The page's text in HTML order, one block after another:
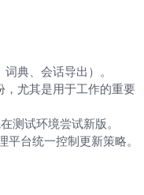
典、会话导出）。
尤其是用于工作的重要
测试环境尝试新版。
台统一控制更新策略。